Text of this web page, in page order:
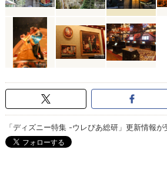
「ディズニー特集 -ウレぴあ総研」更新情報が